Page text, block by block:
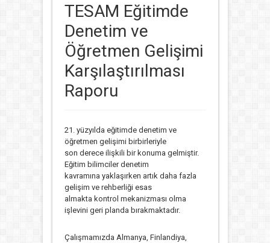
TESAM Eğitimde
Denetim ve
Öğretmen Gelişimi
Karşılaştırılması
Raporu
21. yüzyılda eğitimde denetim ve
öğretmen gelişimi birbirleriyle
son derece ilişkili bir konuma gelmiştir.
Eğitim bilimciler denetim
kavramına yaklaşırken artık daha fazla
gelişim ve rehberliği esas
almakta kontrol mekanizması olma
işlevini geri planda bırakmaktadır.
Çalışmamızda Almanya, Finlandiya,